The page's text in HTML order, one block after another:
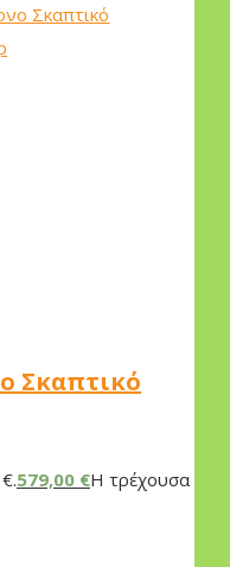
Σκαπτικό
579,00 €Η τρέχουσα